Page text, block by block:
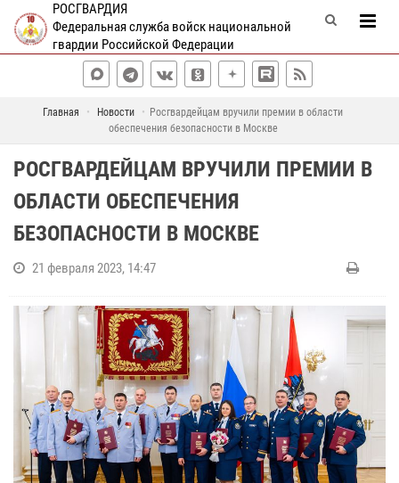
РОСГВАРДИЯ
Федеральная служба войск национальной
гвардии Российской Федерации
Главная Новости
Росгвардейцам вручили премии в области
обеспечения безопасности в Москве
РОСГВАРДЕЙЦАМ ВРУЧИЛИ ПРЕМИИ В
ОБЛАСТИ ОБЕСПЕЧЕНИЯ
БЕЗОПАСНОСТИ В МОСКВЕ
21 февраля 2023, 14:47